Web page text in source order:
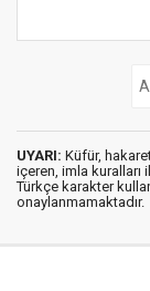
UYARI: Küfür,
içeren, imla kuralları
Türkçe karakter
onaylanmamaktadır.